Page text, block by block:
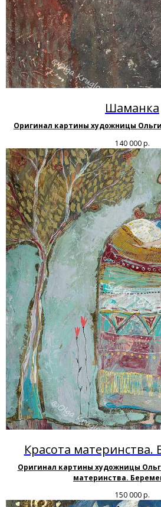
Шаманка
Оригинал картины художницы
140 000 р.
Красота материнства.
Оригинал картины художницы
материнства.
150 000 р.